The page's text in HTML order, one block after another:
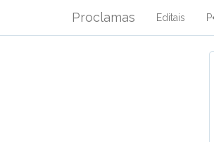
Proclamas Editais